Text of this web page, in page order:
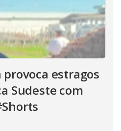
estragos
Sudeste com